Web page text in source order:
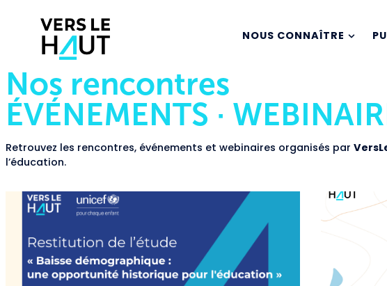
NOUS CONNAÎTRE
Nos rencontres
ÉVÉNEMENTS ·
Retrouvez les rencontres, événements et webinaires organisés par
l’éducation.